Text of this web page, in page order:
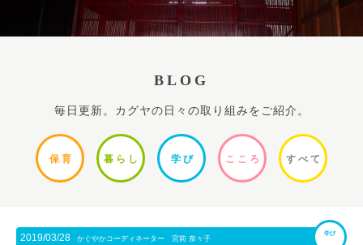
BLOG
毎日更新。カグヤの日々の取り組みをご紹介。
保 育 暮ら し 学 び ここ ろ すべて
2019/03/28 かぐやかコーディネーター 宮前 奈々子
学び